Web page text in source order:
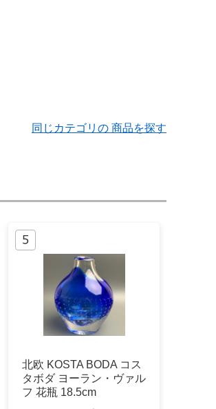
同じカテゴリの 商品を探す
北欧 KOSTA BODA コス
タボダ ヨーラン・ヴァル
フ 花瓶 18.5cm